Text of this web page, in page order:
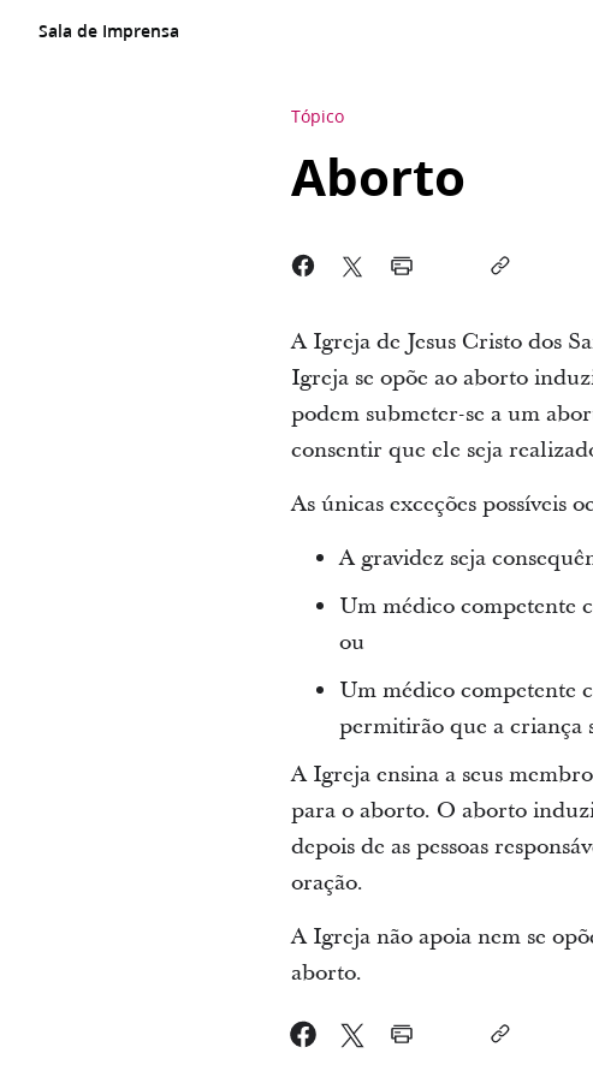
Sala de Imprensa
Tópico
Aborto
A Igreja de Jesus Cristo dos
Igreja se opõe ao aborto
podem submeter-se a um
consentir que ele seja
As únicas exceções possíveis
A gravidez seja
Um médico competente
ou
Um médico competente
permitirão que a criança
A Igreja ensina a seus
para o aborto. O aborto
depois de as pessoas
oração.
A Igreja não apoia nem se
aborto.